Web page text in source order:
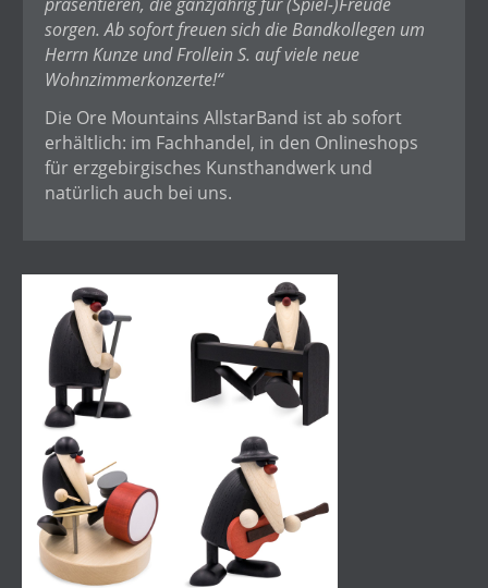
sorgen. Ab sofort freuen sich die Bandkollegen um
Herrn Kunze und Frollein S. auf viele neue
Wohnzimmerkonzerte!“
Die Ore Mountains AllstarBand ist ab sofort
erhältlich: im Fachhandel, in den Onlineshops
für erzgebirgisches Kunsthandwerk und
natürlich auch bei uns.